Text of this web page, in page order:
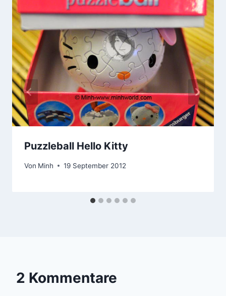
Puzzleball Hello Kitty
Von Minh 19 September 2012
2 Kommentare